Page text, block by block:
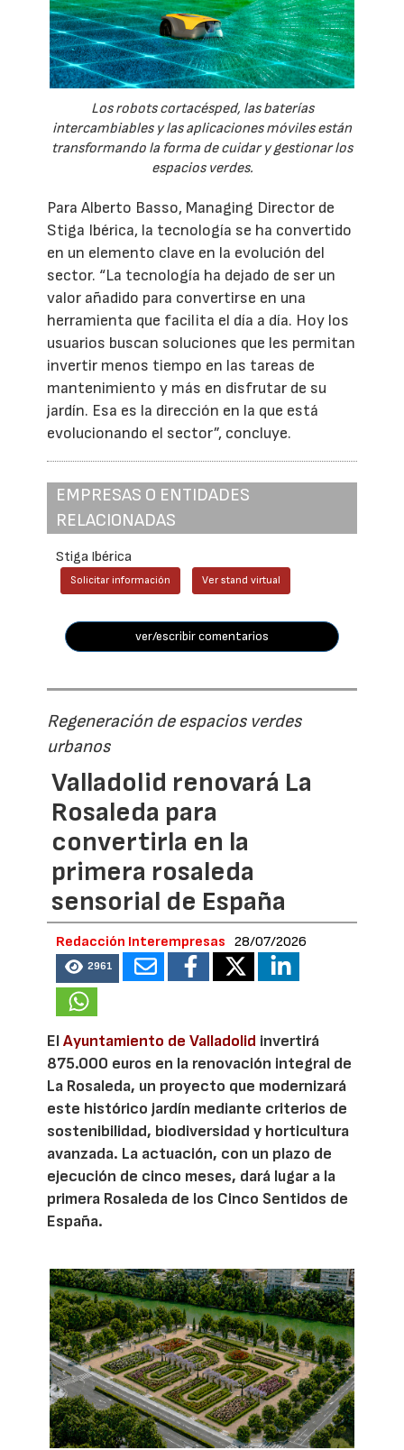
Los robots cortacésped, las baterías
intercambiables y las aplicaciones móviles están
transformando la forma de cuidar y gestionar los
espacios verdes.
Para Alberto Basso, Managing Director de
Stiga Ibérica, la tecnología se ha convertido
en un elemento clave en la evolución del
sector. “La tecnología ha dejado de ser un
valor añadido para convertirse en una
herramienta que facilita el día a día. Hoy los
usuarios buscan soluciones que les permitan
invertir menos tiempo en las tareas de
mantenimiento y más en disfrutar de su
jardín. Esa es la dirección en la que está
evolucionando el sector”, concluye.
EMPRESAS O ENTIDADES
RELACIONADAS
Stiga Ibérica
Solicitar información Ver stand virtual
ver/escribir comentarios
Regeneración de espacios verdes
urbanos
Valladolid renovará La
Rosaleda para
convertirla en la
primera rosaleda
sensorial de España
Redacción Interempresas 28/07/2026
2961
ElAyuntamiento de Valladolid invertirá
875.000 euros en la renovación integral de
La Rosaleda, un proyecto que modernizará
este histórico jardín mediante criterios de
sostenibilidad, biodiversidad y horticultura
avanzada. La actuación, con un plazo de
ejecución de cinco meses, dará lugar a la
primera Rosaleda de los Cinco Sentidos de
España.